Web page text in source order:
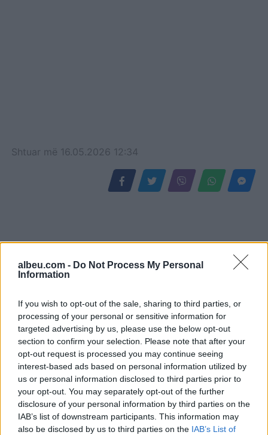
albeu.com - Do Not Process My Personal
Information
If you wish to opt-out of the sale, sharing to third parties, or
processing of your personal or sensitive information for
targeted advertising by us, please use the below opt-out
section to confirm your selection. Please note that after your
opt-out request is processed you may continue seeing
interest-based ads based on personal information utilized by
us or personal information disclosed to third parties prior to
your opt-out. You may separately opt-out of the further
disclosure of your personal information by third parties on the
IAB’s list of downstream participants. This information may
also be disclosed by us to third parties on the IAB’s List of
Shtuar më 16.05.2026 12:34
Konflikt për shërbimin në
një hotel në Dhërmi, ish-
zyrtari i Policisë dyshohet
se kërcënoi kamerierin
dhe administratorin
Raportohen 25 vatra zjarri
në 12 orë, 10 mbeten
aktive dhe ndërhyrjet
vijojnë nga toka e ajri